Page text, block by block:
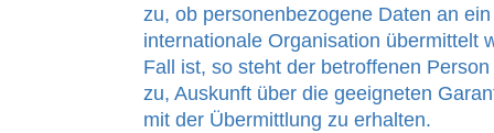
zu, ob personenbezogene Daten an
internationale Organisation übermittelt
Fall ist, so steht der betroffenen
zu, Auskunft über die geeigneten
mit der Übermittlung zu erhalten.